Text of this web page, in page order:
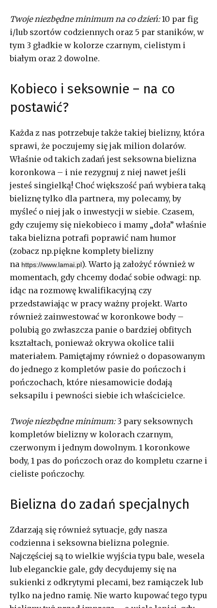
Twoje niezbędne minimum na co dzień:10 par fig
i/lub szortów codziennych oraz 5 par staników, w
tym 3 gładkie w kolorze czarnym, cielistym i
białym oraz 2 dowolne.
Kobieco i seksownie – na co
postawić?
Każda z nas potrzebuje także takiej bielizny, która
sprawi, że poczujemy się jak milion dolarów.
Właśnie od takich zadań jest seksowna bielizna
koronkowa – i nie rezygnuj z niej nawet jeśli
jesteś singielką! Choć większość pań wybiera taką
bieliznę tylko dla partnera, my polecamy, by
myśleć o niej jak o inwestycji w siebie. Czasem,
gdy czujemy się niekobieco i mamy „doła” właśnie
taka bielizna potrafi poprawić nam humor
(zobacz np.piękne komplety bielizny
na https://www.lamai.pl). Warto ją założyć również w
momentach, gdy chcemy dodać sobie odwagi: np.
idąc na rozmowę kwalifikacyjną czy
przedstawiając w pracy ważny projekt. Warto
również zainwestować w koronkowe body –
polubią go zwłaszcza panie o bardziej obfitych
kształtach, ponieważ okrywa okolice talii
materiałem. Pamiętajmy również o dopasowanym
do jednego z kompletów pasie do pończoch i
pończochach, które niesamowicie dodają
seksapilu i pewności siebie ich właścicielce.
Twoje niezbędne minimum: 3 pary seksownych
kompletów bielizny w kolorach czarnym,
czerwonym i jednym dowolnym. 1 koronkowe
body, 1 pas do pończoch oraz do kompletu czarne i
cieliste pończochy.
Bielizna do zadań specjalnych
Zdarzają się również sytuacje, gdy nasza
codzienna i seksowna bielizna polegnie.
Najczęściej są to wielkie wyjścia typu bale, wesela
lub eleganckie gale, gdy decydujemy się na
sukienki z odkrytymi plecami, bez ramiączek lub
tylko na jedno ramię. Nie warto kupować tego typu